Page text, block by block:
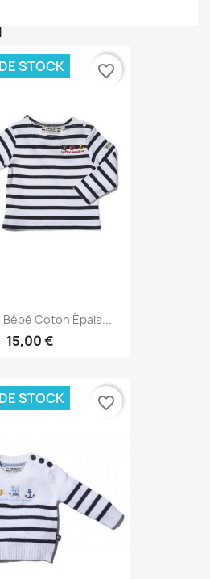
Coton Épais...
15,00 €
STOCK favorite_border
STOCK favorite_border